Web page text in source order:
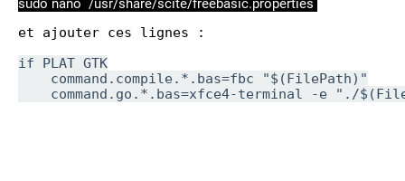
sudo nano /usr/share/scite/freebasic.properties
et ajouter ces lignes :
if PLAT_GTK
command.compile.*.bas=fbc "$(FilePath)"
command.go.*.bas=xfce4-terminal -e "./